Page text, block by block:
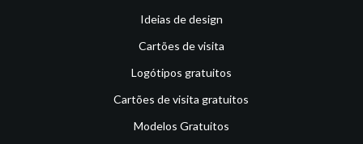
Ideias de design
Cartões de visita
Logótipos gratuitos
Cartões de visita gratuitos
Modelos Gratuitos